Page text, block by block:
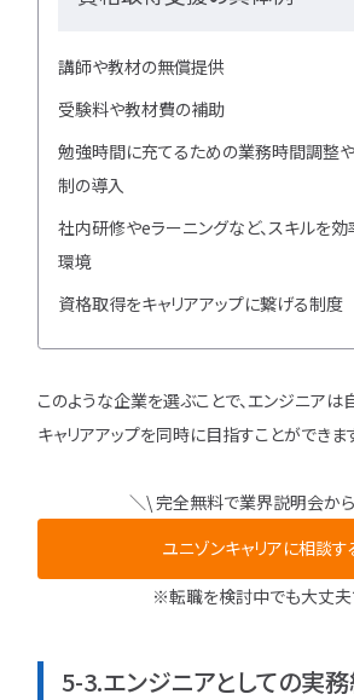
講師や教材の無償提供
受験料や教材費の補助
勉強時間に充てるための業務時間調整や
制の導入
社内研修やeラーニングなど、スキルを
環境
資格取得をキャリアアップに繋げる制度
このような企業を選ぶことで、エンジニアは
キャリアアップを同時に目指すことができま
＼\ 完全無料で業界説明会から
ユニゾンキャリアに相談す
※転職を検討中でも大丈夫
5-3.エンジニアとしての実